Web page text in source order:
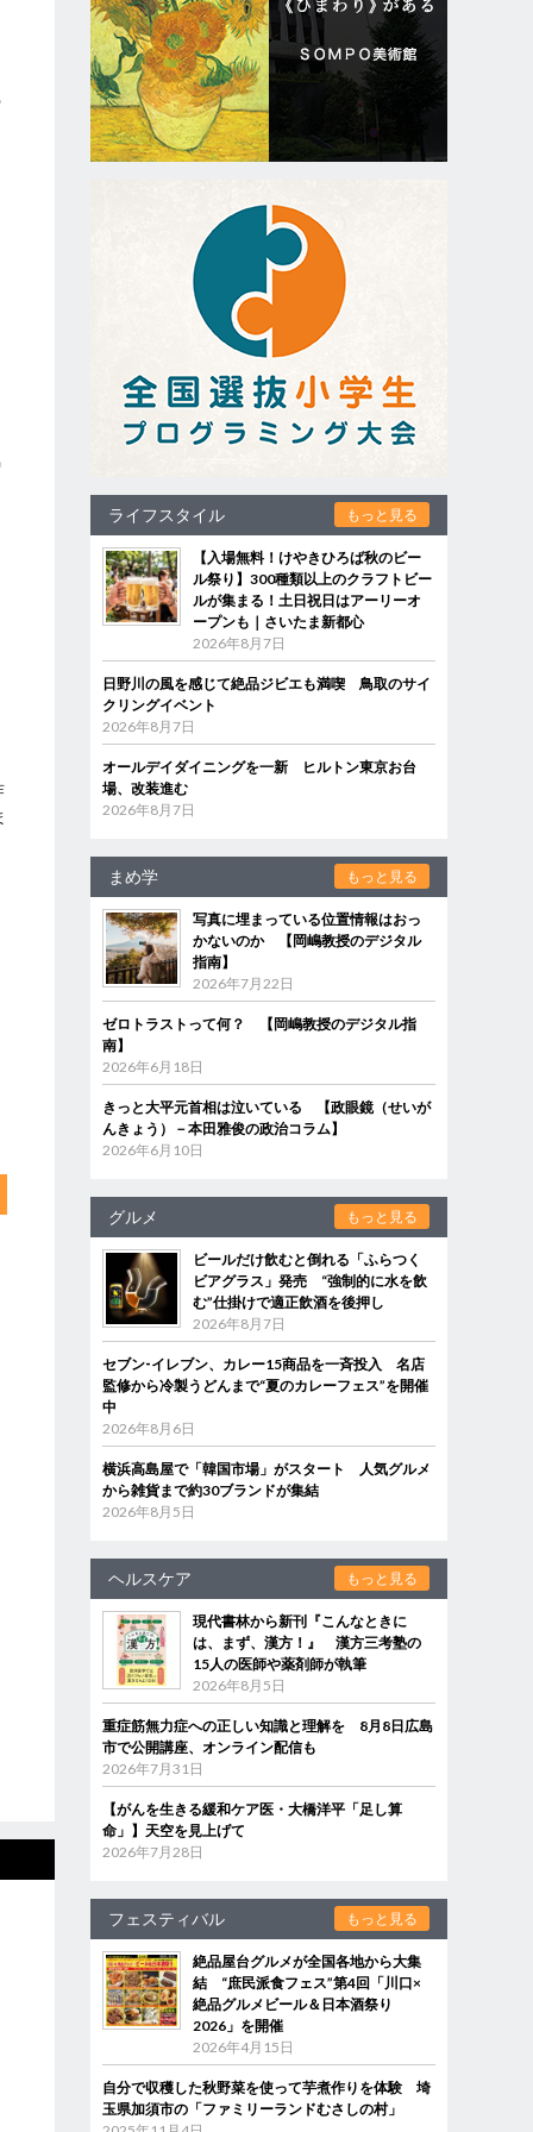
ライフスタイル もっと見る
【入場無料！けやきひろば秋のビー
ル祭り】300種類以上のクラフトビー
ルが集まる！土日祝日はアーリーオ
ープンも｜さいたま新都心
2026年8月7日
日野川の風を感じて絶品ジビエも満喫 鳥取のサイ
クリングイベント
2026年8月7日
オールデイダイニングを一新 ヒルトン東京お台
場、改装進む
2026年8月7日
まめ学 もっと見る
写真に埋まっている位置情報はおっ
かないのか 【岡嶋教授のデジタル
指南】
2026年7月22日
ゼロトラストって何？ 【岡嶋教授のデジタル指
南】
2026年6月18日
きっと大平元首相は泣いている 【政眼鏡（せいが
んきょう）－本田雅俊の政治コラム】
2026年6月10日
グルメ もっと見る
ビールだけ飲むと倒れる「ふらつく
ビアグラス」発売 “強制的に水を飲
む”仕掛けで適正飲酒を後押し
2026年8月7日
セブン‐イレブン、カレー15商品を一斉投入 名店
監修から冷製うどんまで“夏のカレーフェス”を開催
中
2026年8月6日
横浜高島屋で「韓国市場」がスタート 人気グルメ
から雑貨まで約30ブランドが集結
2026年8月5日
ヘルスケア もっと見る
現代書林から新刊『こんなときに
は、まず、漢方！』 漢方三考塾の
15人の医師や薬剤師が執筆
2026年8月5日
重症筋無力症への正しい知識と理解を 8月8日広島
市で公開講座、オンライン配信も
2026年7月31日
【がんを生きる緩和ケア医・大橋洋平「足し算
命」】天空を見上げて
2026年7月28日
フェスティバル もっと見る
絶品屋台グルメが全国各地から大集
結 “庶民派食フェス”第4回「川口×
絶品グルメビール＆日本酒祭り
2026」を開催
2026年4月15日
自分で収穫した秋野菜を使って芋煮作りを体験 埼
玉県加須市の「ファミリーランドむさしの村」